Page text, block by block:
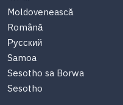
Moldovenească
Română
Русский
Samoa
Sesotho sa Borwa
Sesotho